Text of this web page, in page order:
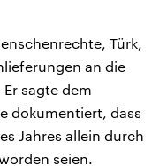
Türk,
an die
sagte dem
dokumentiert, dass
Jahres allein durch
seien.